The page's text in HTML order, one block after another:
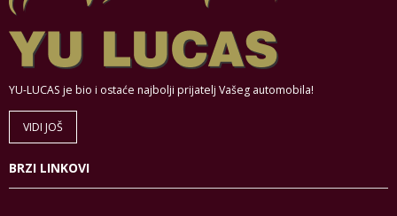
YU-LUCAS je bio i ostaće najbolji prijatelj Vašeg automobila!
VIDI JOŠ
BRZI LINKOVI